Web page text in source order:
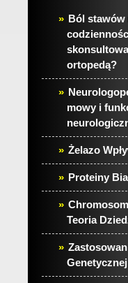
Ból stawów
ortopedą?
mowy i
Żelazo
Proteiny
Teoria
Genetycznej